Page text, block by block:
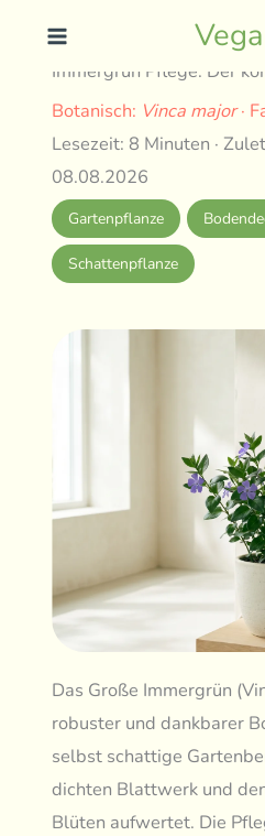
contentImmergrün Pflege: Der
Botanisch: Vinca major·
Lesezeit: 8 Minuten ·
08.08.2026
Gartenpflanze
Schattenpflanze
Das Große Immergrün
robuster und dankbarer
selbst schattige
dichten Blattwerk und
Blüten aufwertet. Die